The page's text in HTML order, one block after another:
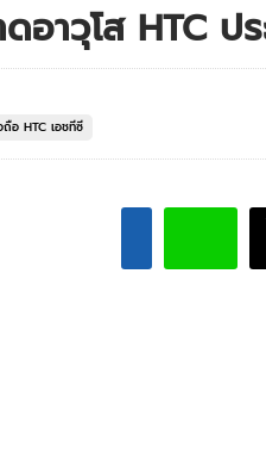
อาวุโส HTC ป
ถือ HTC เอชทีซี